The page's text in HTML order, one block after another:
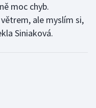
moc chyb.
ale myslím si,
Siniaková.